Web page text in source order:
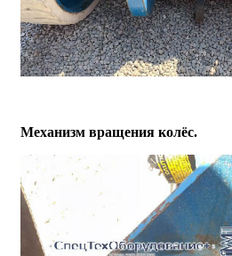
Механизм вращения колёс.